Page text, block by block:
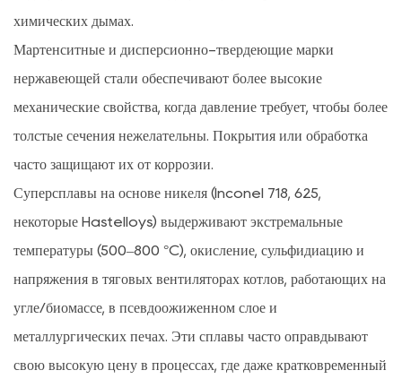
химических дымах.
Мартенситные и дисперсионно-твердеющие марки
нержавеющей стали обеспечивают более высокие
механические свойства, когда давление требует, чтобы более
толстые сечения нежелательны. Покрытия или обработка
часто защищают их от коррозии.
Суперсплавы на основе никеля (Inconel 718, 625,
некоторые Hastelloys) выдерживают экстремальные
температуры (500–800 °C), окисление, сульфидиацию и
напряжения в тяговых вентиляторах котлов, работающих на
угле/биомассе, в псевдоожиженном слое и
металлургических печах. Эти сплавы часто оправдывают
свою высокую цену в процессах, где даже кратковременный